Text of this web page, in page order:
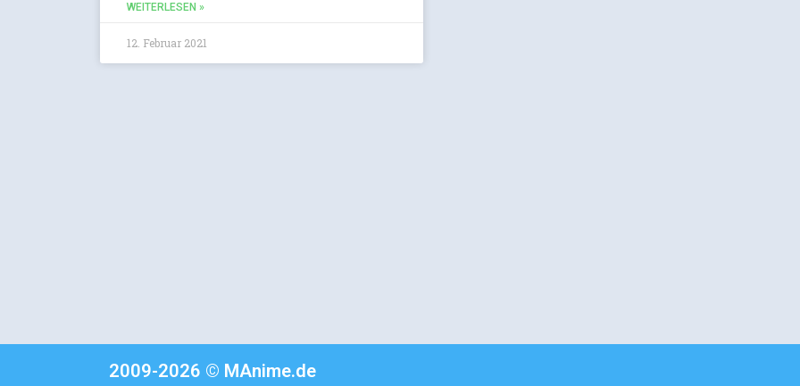
WEITERLESEN »
12. Februar 2021
2009-2026 © MAnime.de